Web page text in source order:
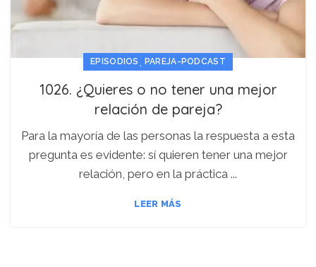
EPISODIOS , PAREJA-PODCAST
1026. ¿Quieres o no tener una mejor
relación de pareja?
Para la mayoría de las personas la respuesta a esta
pregunta es evidente: sí quieren tener una mejor
relación, pero en la práctica ...
LEER MÁS